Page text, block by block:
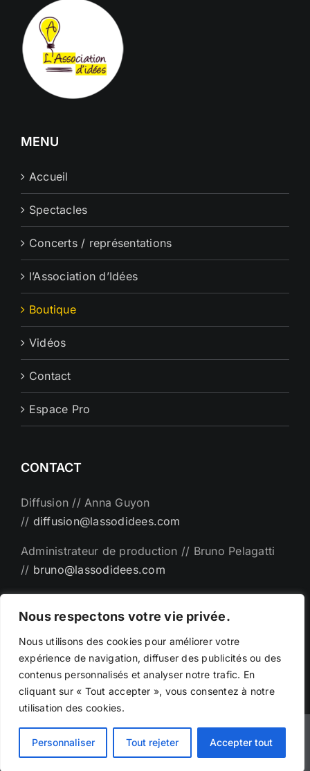
Nous respectons votre vie privée.
Nous utilisons des cookies pour améliorer votre
expérience de navigation, diffuser des publicités ou des
contenus personnalisés et analyser notre trafic. En
cliquant sur « Tout accepter », vous consentez à notre
utilisation des cookies.
Personnaliser Tout rejeter Accepter tout
MENU
Accueil
Spectacles
Concerts / représentations
l’Association d’Idées
Boutique
Vidéos
Contact
Espace Pro
CONTACT
Diffusion // Anna Guyon
// diffusion@lassodidees.com
Administrateur de production // Bruno Pelagatti
// bruno@lassodidees.com
//man@lassodidees.com
emanuelbemer.com -
Mentions légales